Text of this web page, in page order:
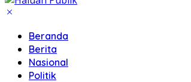
Beranda
Berita
Nasional
Politik